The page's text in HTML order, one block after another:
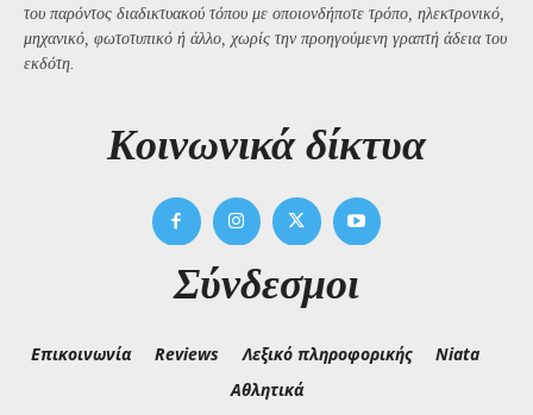
του παρόντος διαδικτυακού τόπου με οποιονδήποτε τρόπο, ηλεκτρονικό,
μηχανικό, φωτοτυπικό ή άλλο, χωρίς την προηγούμενη γραπτή άδεια του
εκδότη.
Kοινωνικά δίκτυα
Σύνδεσμοι
Επικοινωνία Reviews Λεξικό πληροφορικής
Niata
Αθλητικά